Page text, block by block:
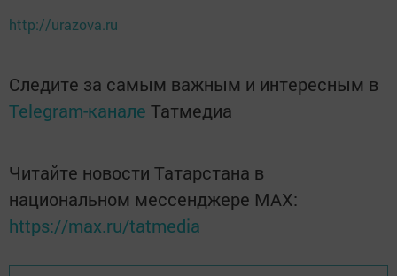
http://urazova.ru
Следите за самым важным и интересным в
Telegram-канале Татмедиа
Читайте новости Татарстана в
национальном мессенджере MАХ:
https://max.ru/tatmedia